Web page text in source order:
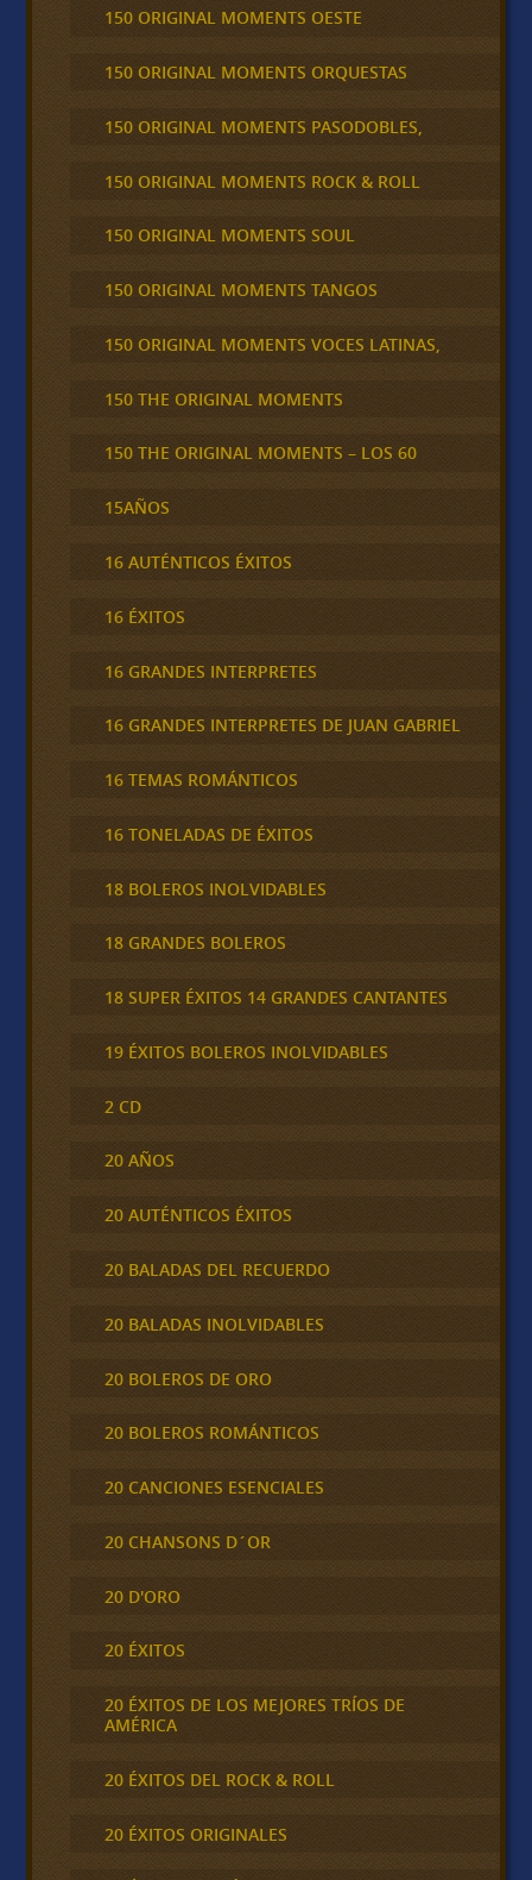
150 ORIGINAL MOMENTS OESTE
150 ORIGINAL MOMENTS ORQUESTAS
150 ORIGINAL MOMENTS PASODOBLES,
150 ORIGINAL MOMENTS ROCK & ROLL
150 ORIGINAL MOMENTS SOUL
150 ORIGINAL MOMENTS TANGOS
150 ORIGINAL MOMENTS VOCES LATINAS,
150 THE ORIGINAL MOMENTS
150 THE ORIGINAL MOMENTS – LOS 60
15AÑOS
16 AUTÉNTICOS ÉXITOS
16 ÉXITOS
16 GRANDES INTERPRETES
16 GRANDES INTERPRETES DE JUAN GABRIEL
16 TEMAS ROMÁNTICOS
16 TONELADAS DE ÉXITOS
18 BOLEROS INOLVIDABLES
18 GRANDES BOLEROS
18 SUPER ÉXITOS 14 GRANDES CANTANTES
19 ÉXITOS BOLEROS INOLVIDABLES
2 CD
20 AÑOS
20 AUTÉNTICOS ÉXITOS
20 BALADAS DEL RECUERDO
20 BALADAS INOLVIDABLES
20 BOLEROS DE ORO
20 BOLEROS ROMÁNTICOS
20 CANCIONES ESENCIALES
20 CHANSONS D´OR
20 D'ORO
20 ÉXITOS
20 ÉXITOS DE LOS MEJORES TRÍOS DE
AMÉRICA
20 ÉXITOS DEL ROCK & ROLL
20 ÉXITOS ORIGINALES